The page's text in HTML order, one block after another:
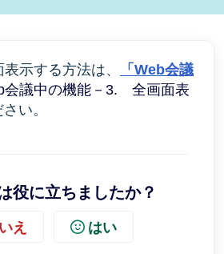
示する方法は、
「Web会議
会議中の機能－3. 全画面表
い。
役に立ちましたか？
え はい